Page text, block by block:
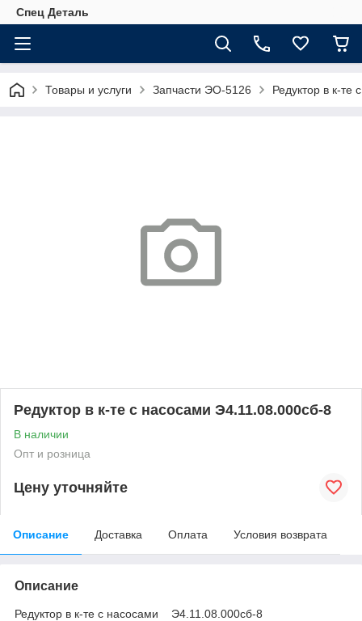
Спец Деталь
Товары и услуги Запчасти ЭО-5126 Редуктор в к-те
Редуктор в к-те с насосами Э4.11.08.000сб-8
В наличии
Опт и розница
Цену уточняйте
Описание Доставка Оплата Условия возврата
Описание
Редуктор в к-те с насосами Э4.11.08.000сб-8